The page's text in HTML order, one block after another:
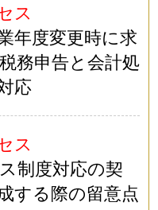
ス
年度変更時に求
務申告と会計処
応
ス
制度対応の契
する際の留意点